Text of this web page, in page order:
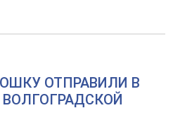
ОТПРАВИЛИ В